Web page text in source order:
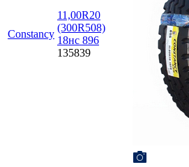
Constancy
11,00R20
(300R508)
18нс 896
135839